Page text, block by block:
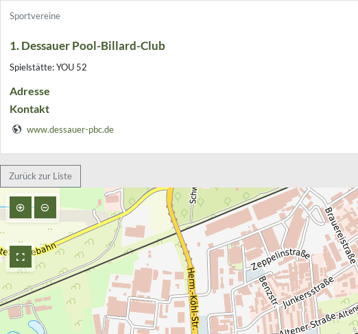
Sportvereine
1. Dessauer Pool-Billard-Club
Spielstätte: YOU 52
Adresse
Kontakt
www.dessauer-pbc.de
Zurück zur Liste